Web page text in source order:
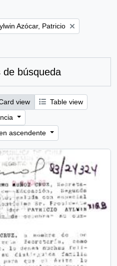
filter:
Azócar, Patricio
de búsqueda
view
Table view
ascendente